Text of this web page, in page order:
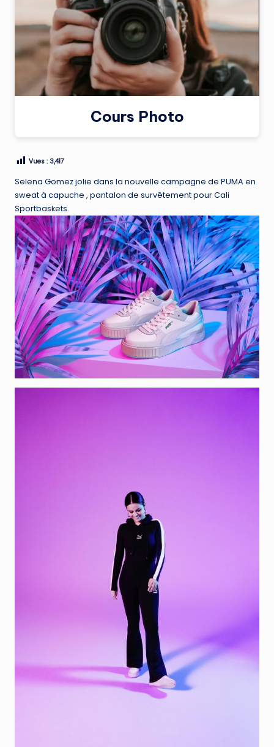
Cours Photo
Vues : 3,417
Selena Gomez jolie dans la nouvelle campagne de PUMA en
sweat à capuche , pantalon de survêtement pour Cali
Sportbaskets.